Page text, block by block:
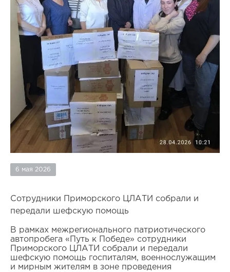
6 мая 2026
Сотрудники Приморского ЦЛАТИ собрали и
передали шефскую помощь
В рамках межрегионального патриотического
автопробега «Путь к Победе» сотрудники
Приморского ЦЛАТИ собрали и передали
шефскую помощь госпиталям, военнослужащим
и мирным жителям в зоне проведения